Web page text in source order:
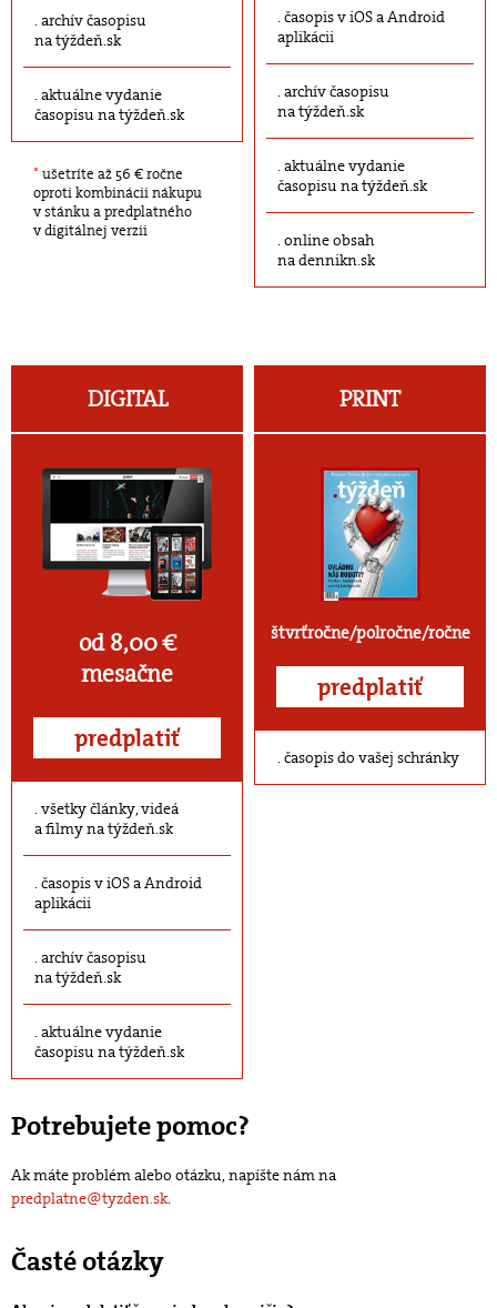
archív časopisu
na týždeň.sk
aktuálne vydanie
časopisu na týždeň.sk
* ušetríte až 56 € ročne
oproti kombinácii nákupu
v stánku a predplatného
v digitálnej verzii
časopis v iOS a Android
aplikácii
archív časopisu
na týždeň.sk
aktuálne vydanie
časopisu na týždeň.sk
online obsah
na dennikn.sk
DIGITAL
od 8,00 €
mesačne
predplatiť
všetky články, videá
a filmy na týždeň.sk
časopis v iOS a Android
aplikácii
archív časopisu
na týždeň.sk
aktuálne vydanie
časopisu na týždeň.sk
PRINT
štvrťročne/polročne/ročne
predplatiť
časopis do vašej schránky
Potrebujete pomoc?
Ak máte problém alebo otázku, napíšte nám na
predplatne@tyzden.sk.
Časté otázky